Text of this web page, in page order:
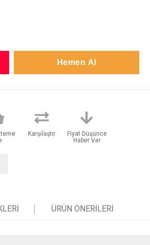
Karşılaştır
Fiyat Düşünce
Haber Ver
ÜRÜN ÖNERILERI